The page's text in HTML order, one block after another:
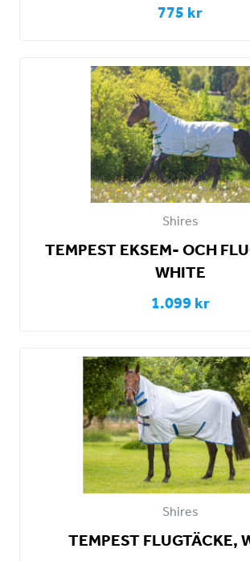
775 kr
Shires
TEMPEST EKSEM- OCH
WHITE
1.099 kr
Shires
TEMPEST FLUGTÄCKE,